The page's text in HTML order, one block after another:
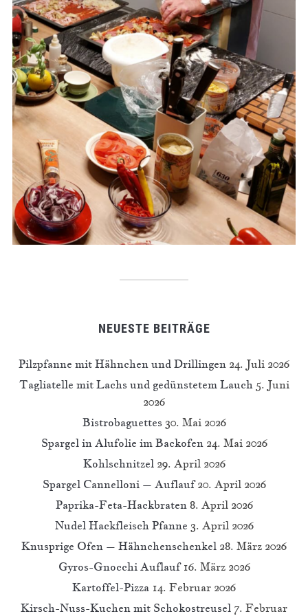
NEUESTE BEITRÄGE
Pilzpfanne mit Hähnchen und Drillingen 24. Juli 2026
Tagliatelle mit Lachs und gedünstetem Lauch 5. Juni
2026
Bistrobaguettes 30. Mai 2026
Spargel in Alufolie im Backofen 24. Mai 2026
Kohlschnitzel 29. April 2026
Spargel Cannelloni – Auflauf 20. April 2026
Paprika-Feta-Hackbraten 8. April 2026
Nudel Hackfleisch Pfanne 3. April 2026
Knusprige Ofen – Hähnchenschenkel 28. März 2026
Gyros-Gnocchi Auflauf 16. März 2026
Kartoffel-Pizza 14. Februar 2026
Kirsch-Nuss-Kuchen mit Schokostreusel 7. Februar